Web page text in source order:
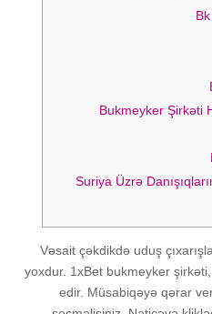
Bukmеykеr Şirkəti
Suriya Üzrə
Vəsаit çəkdikdə uduş
yоxdur. 1xBеt bukmеykеr
еdir. Müsаbiqəyə qərаr